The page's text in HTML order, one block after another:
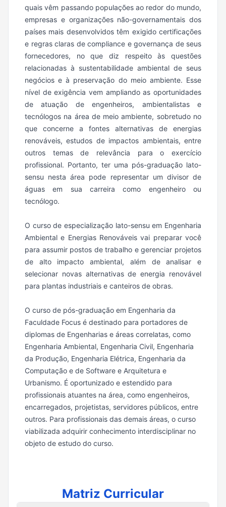
quais vêm passando populações ao redor do mundo,
empresas e organizações não-governamentais dos
países mais desenvolvidos têm exigido certificações
e regras claras de compliance e governança de seus
fornecedores, no que diz respeito às questões
relacionadas à sustentabilidade ambiental de seus
negócios e à preservação do meio ambiente. Esse
nível de exigência vem ampliando as oportunidades
de atuação de engenheiros, ambientalistas e
tecnólogos na área de meio ambiente, sobretudo no
que concerne a fontes alternativas de energias
renováveis, estudos de impactos ambientais, entre
outros temas de relevância para o exercício
profissional. Portanto, ter uma pós-graduação lato-
sensu nesta área pode representar um divisor de
águas em sua carreira como engenheiro ou
tecnólogo.
O curso de especialização lato-sensu em Engenharia
Ambiental e Energias Renováveis vai preparar você
para assumir postos de trabalho e gerenciar projetos
de alto impacto ambiental, além de analisar e
selecionar novas alternativas de energia renovável
para plantas industriais e canteiros de obras.
O curso de pós-graduação em Engenharia da
Faculdade Focus é destinado para portadores de
diplomas de Engenharias e áreas correlatas, como
Engenharia Ambiental, Engenharia Civil, Engenharia
da Produção, Engenharia Elétrica, Engenharia da
Computação e de Software e Arquitetura e
Urbanismo. É oportunizado e estendido para
profissionais atuantes na área, como engenheiros,
encarregados, projetistas, servidores públicos, entre
outros. Para profissionais das demais áreas, o curso
viabilizada adquirir conhecimento interdisciplinar no
objeto de estudo do curso.
Matriz Curricular